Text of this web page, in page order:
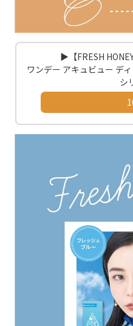
▶【FRESH
ワンデー アキュビュー デ
シ